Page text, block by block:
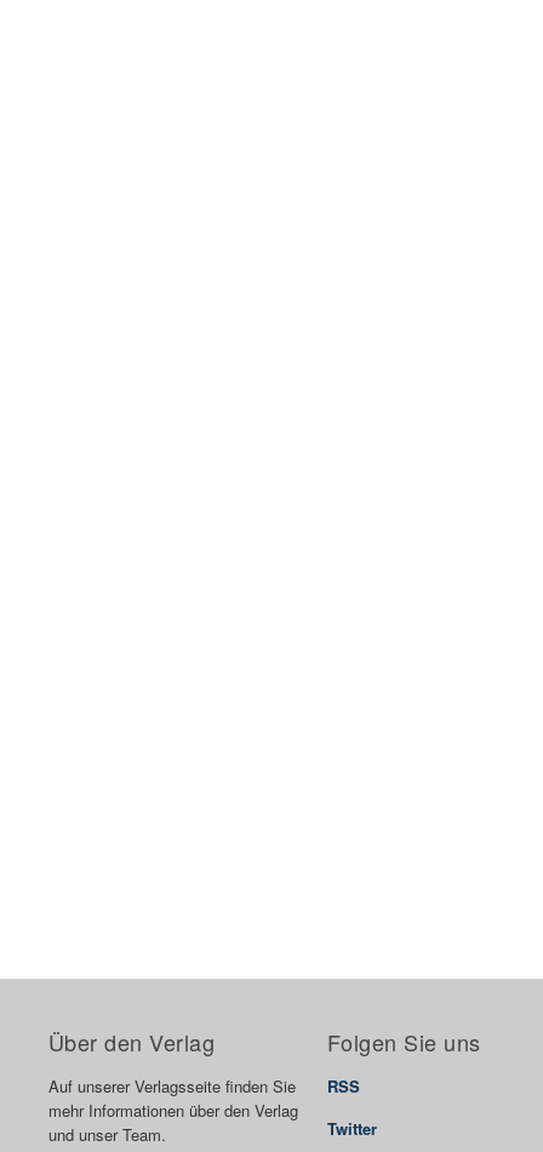
Über den Verlag
Auf unserer Verlagsseite finden Sie
mehr Informationen über den Verlag
und unser Team.
Folgen Sie uns
RSS
Twitter